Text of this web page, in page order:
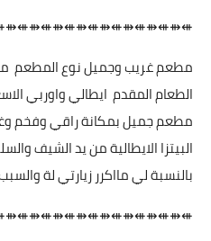
مطعم غريب وجميل نوع المطعم
الطعام المقدم ايطالي واوربي
مطعم جميل بمكانة راقي وفخم
البيتزا الايطالية من يد الشيف
بالنسبة لي مااكرر زيارتي لة